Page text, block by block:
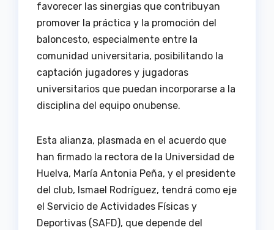
favorecer las sinergias que contribuyan
promover la práctica y la promoción del
baloncesto, especialmente entre la
comunidad universitaria, posibilitando la
captación jugadores y jugadoras
universitarios que puedan incorporarse a la
disciplina del equipo onubense.
Esta alianza, plasmada en el acuerdo que
han firmado la rectora de la Universidad de
Huelva, María Antonia Peña, y el presidente
del club, Ismael Rodríguez, tendrá como eje
el Servicio de Actividades Físicas y
Deportivas (SAFD), que depende del